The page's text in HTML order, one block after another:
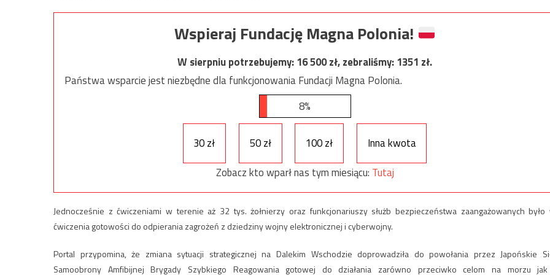
Wspieraj Fundację Magna Polonia!
W sierpniu potrzebujemy:16 500zł, zebraliśmy:1351 zł.
Państwa wsparcie jest niezbędne dla funkcjonowania Fundacji Magna Polonia.
8%
30 zł 50 zł 100 zł
Inna kwota
Zobacz kto wparł nas tym miesiącu: Tutaj
Jednocześnie z ćwiczeniami w terenie aż 32 tys. żołnierzy oraz funkcjonariuszy służb bezpieczeństwa zaangażowanych było
ćwiczenia gotowości do odpierania zagrożeń z dziedziny wojny elektronicznej i cyberwojny.
Portal przypomina, że zmiana sytuacji strategicznej na Dalekim Wschodzie doprowadziła do powołania przez Japońskie
Samoobrony Amfibijnej Brygady Szybkiego Reagowania gotowej do działania zarówno przeciwko celom na morzu